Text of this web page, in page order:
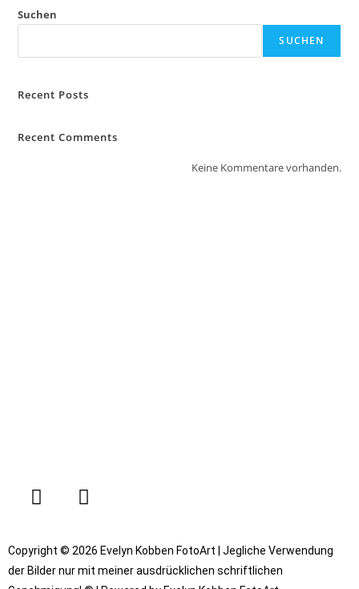
Suchen
SUCHEN
Recent Posts
Recent Comments
Keine Kommentare vorhanden.
Copyright © 2026 Evelyn Kobben FotoArt | Jegliche Verwendung
der Bilder nur mit meiner ausdrücklichen schriftlichen